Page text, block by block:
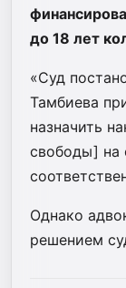
до 18 лет
«Суд
Тамбиева
назначить
свободы] на
Однако
решением